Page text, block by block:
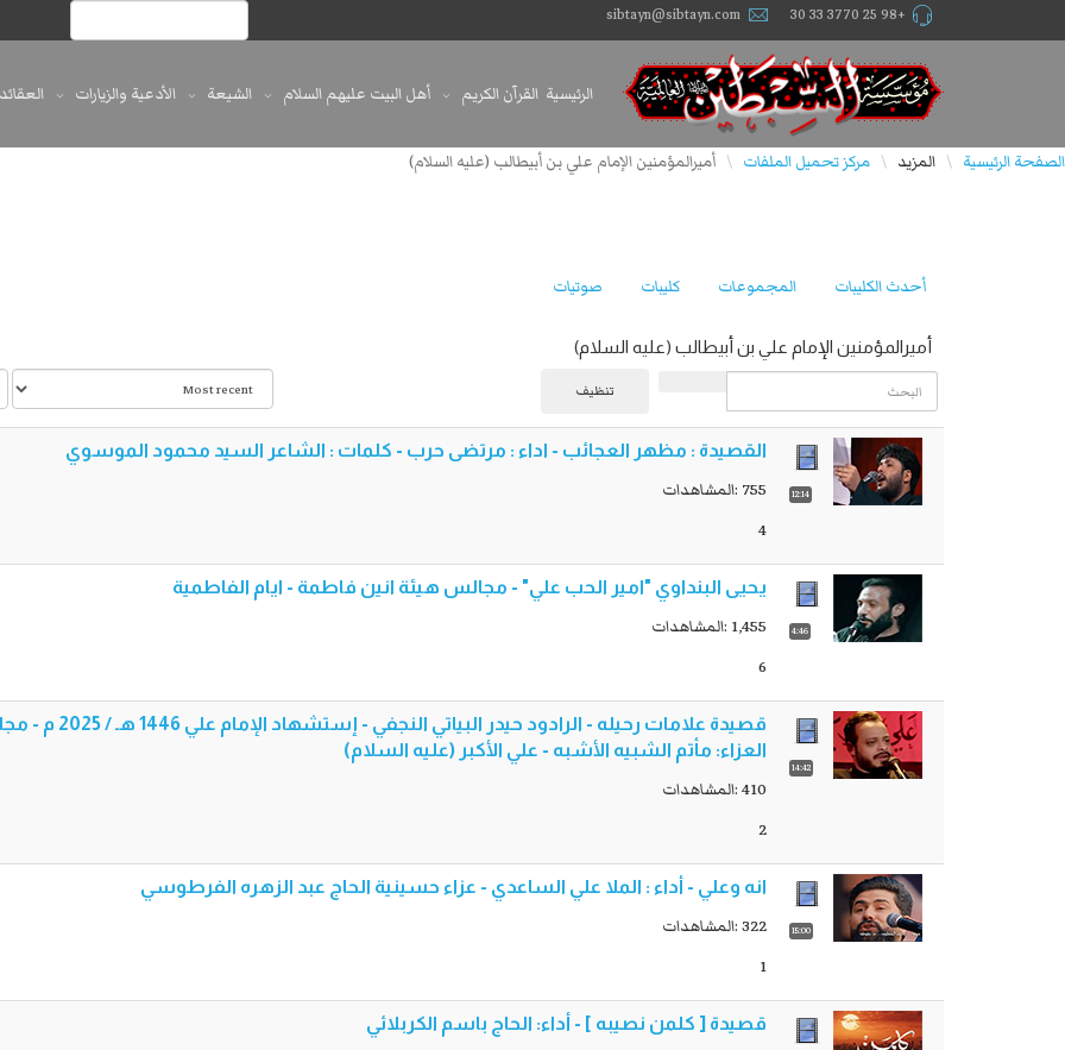
+98 25 3770 33 30
sibtayn@sibtayn.com
الرئيسية القرآن الكريم أهل البيت عليهم السلام الشيعة الأدعية والزيارات
الصفحة الرئيسية \ المزيد \ مركز تحميل الملفات \ أميرالمؤمنين الإمام علي بن أبيطالب (عليه السلام)
أحدث الكليبات المجموعات كليبات صوتيات
أميرالمؤمنين الإمام علي بن أبيطالب (عليه السلام)
البحث تنظيف
12:14
القصيدة : مظهر العجائب - اداء : مرتضى حرب - كلمات : الشاعر السيد محمود الموسوي
755 :المشاهدات
4
4:46
يحيى البنداوي "امير الحب علي" - مجالس هيئة انين فاطمة - ايام الفاطمية
1,455 :المشاهدات
6
14:42
قصيدة علامات رحيله - الرادود حيدر البياتي النجفي -
العزاء: مأتم الشبيه الأشبه - علي الأكبر (عليه السلام)
410 :المشاهدات
2
15:00
انه وعلي - أداء : الملا علي الساعدي - عزاء حسينية الحاج عبد الزهره الفرطوسي
322 :المشاهدات
1
قصيدة [ كلمن نصيبه ] - أداء: الحاج باسم الكربلائي